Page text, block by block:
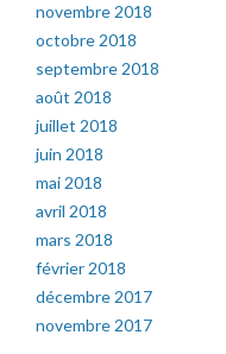
novembre 2018
octobre 2018
septembre 2018
août 2018
juillet 2018
juin 2018
mai 2018
avril 2018
mars 2018
février 2018
décembre 2017
novembre 2017